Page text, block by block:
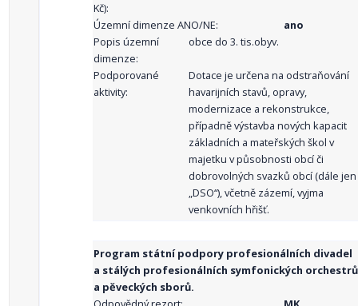
Kč):
Územní dimenze ANO/NE:
ano
Popis územní
dimenze:
obce do 3. tis.obyv.
Podporované
aktivity:
Dotace je určena na odstraňování
havarijních stavů, opravy,
modernizace a rekonstrukce,
případně výstavba nových kapacit
základních a mateřských škol v
majetku v působnosti obcí či
dobrovolných svazků obcí (dále jen
„DSO“), včetně zázemí, vyjma
venkovních hřišť.
Program státní podpory profesionálních divadel
a stálých profesionálních symfonických orchestrů
a pěveckých sborů.